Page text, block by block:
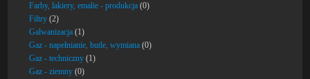
Farby, lakiery, emalie - produkcja (0)
Filtry (2)
Galwanizacja (1)
Gaz - napełnianie, butle, wymiana (0)
Gaz - techniczny (1)
Gaz - ziemny (0)